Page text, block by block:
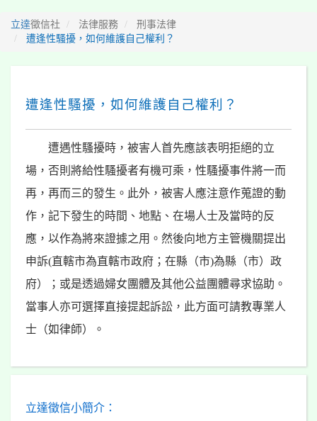
立達徵信社 法律服務
刑事法律
遭逢性騷擾，如何維護自己權利？
遭逢性騷擾，如何維護自己權利？
遭遇性騷擾時，被害人首先應該表明拒絕的立
場，否則將給性騷擾者有機可乘，性騷擾事件將一而
再，再而三的發生。此外，被害人應注意作蒐證的動
作，記下發生的時間、地點、在場人士及當時的反
應，以作為將來證據之用。然後向地方主管機關提出
申訴(直轄市為直轄市政府；在縣（市)為縣（市）政
府）；或是透過婦女團體及其他公益團體尋求協助。
當事人亦可選擇直接提起訴訟，此方面可請教專業人
士（如律師）。
立達徵信小簡介：